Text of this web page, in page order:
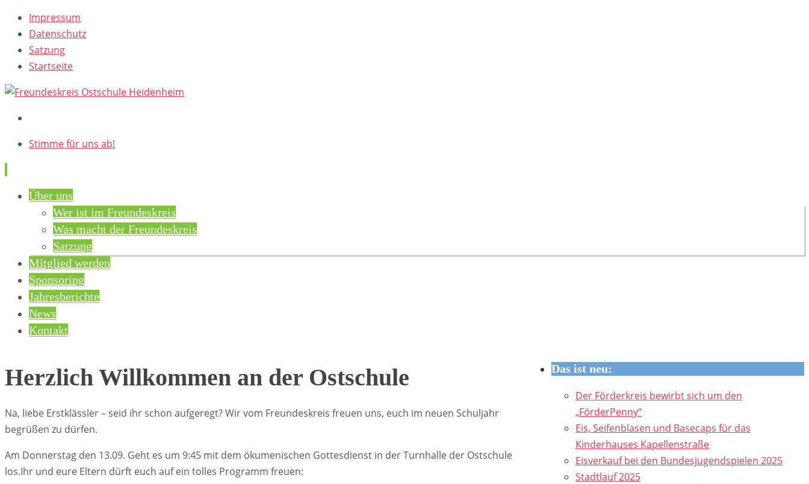
Impressum
Datenschutz
Satzung
Startseite
Stimme für uns ab!
Skip Über uns
Wer ist im Freundeskreis
Was macht der Freundeskreis
Satzung
Mitglied werden
Sponsoring
Jahresberichte
News
Kontakt
Herzlich Willkommen an der Ostschule
Na, liebe Erstklässler – seid ihr schon aufgeregt? Wir vom Freundeskreis freuen uns, euch im neuen Schuljahr
begrüßen zu dürfen.
Am Donnerstag den 13.09. Geht es um 9:45 mit dem ökumenischen Gottesdienst in der Turnhalle der Ostschule
los.Ihr und eure Eltern dürft euch auf ein tolles Programm freuen:
Das ist neu:
Der Förderkreis bewirbt sich um den
„FörderPenny“
Eis, Seifenblasen und Basecaps für das
Kinderhauses Kapellenstraße
Eisverkauf bei den Bundesjugendspielen 2025
Stadtlauf 2025